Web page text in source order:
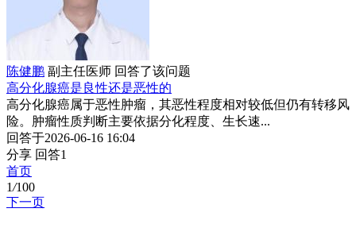
陈健鹏 副主任医师 回答了该问题
高分化腺癌是良性还是恶性的
高分化腺癌属于恶性肿瘤，其恶性程度相对较低但仍有转移风
险。肿瘤性质判断主要依据分化程度、生长速...
回答于2026-06-16 16:04
分享 回答1
首页
1/100
下一页